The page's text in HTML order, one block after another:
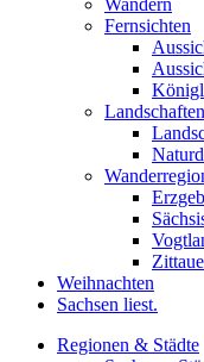
Wandern
Fernsichten
Landschaften
Weihnachten
Sachsen liest.
Regionen & Städte